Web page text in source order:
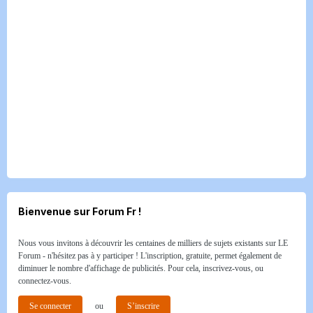
Bienvenue sur Forum Fr !
Nous vous invitons à découvrir les centaines de milliers de sujets existants sur LE
Forum - n'hésitez pas à y participer ! L'inscription, gratuite, permet également de
diminuer le nombre d'affichage de publicités. Pour cela, inscrivez-vous, ou
connectez-vous.
Se connecter ou S’inscrire